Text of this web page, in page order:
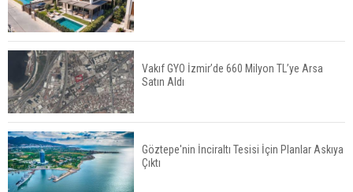
TOKİ'nin Kiralık Sosyal Konut Modeli Kiraları
Düşürür Mü?
İkinci El Konut Fiyatları İspanya'da Bir Yılda
Yüzde 16,2 Arttı
Konut Satışları Güçlü Seyrini Korudu Yabancıya
Satış Geriledi
Vakıf GYO İzmir’de 660 Milyon TL’ye Arsa
Satın Aldı
Göztepe'nin İnciraltı Tesisi İçin Planlar Askıya
Çıktı